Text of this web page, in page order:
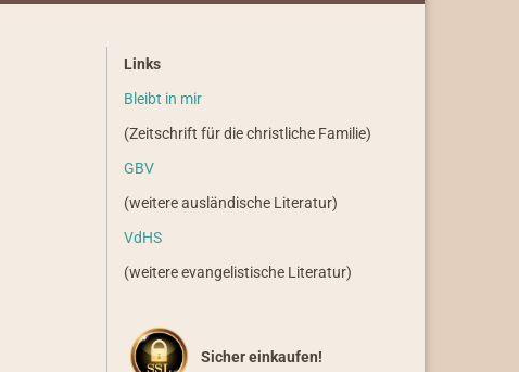
Links
Bleibt in mir
(Zeitschrift für die christliche Familie)
GBV
(weitere ausländische Literatur)
VdHS
(weitere evangelistische Literatur)
Sicher einkaufen!